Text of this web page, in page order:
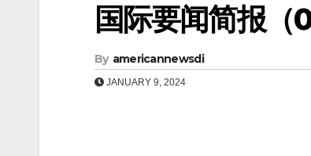
国际要闻简报（
By americannewsdi
JANUARY 9, 2024